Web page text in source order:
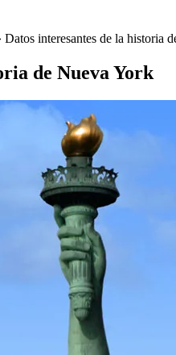
Datos interesantes de la historia
de Nueva York